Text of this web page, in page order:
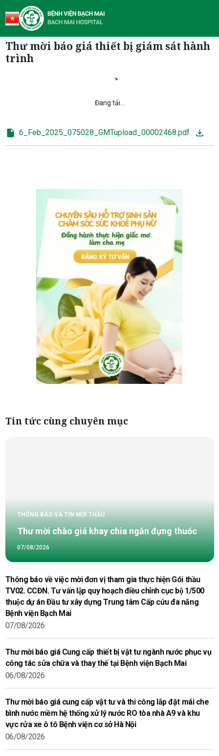
Thư mời báo giá thiết bị giám sát hành
trình
Đang tải...
Loading PDF…
6_Feb_2025_075028_GMTupload_00002468.pdf
Tin tức cùng chuyên mục
THÔNG BÁO VÀ TIN MỜI THẦU
Thư mời chào giá khay chia ngăn đựng thuốc
07/08/2026
Thông báo về việc mời đơn vị tham gia thực hiện Gói thầu
TV02. CCĐN. Tư vấn lập quy hoạch điều chỉnh cục bộ 1/500
thuộc dự án Đầu tư xây dựng Trung tâm Cấp cứu đa năng
Bệnh viện Bạch Mai
07/08/2026
Thư mời báo giá Cung cấp thiết bị vật tư ngành nước phục vụ
công tác sửa chữa và thay thế tại Bệnh viện Bạch Mai
06/08/2026
Thư mời báo giá cung cấp vật tư và thi công lắp đặt mái che
bình nước mềm hệ thống xử lý nước RO tòa nhà A9 và khu
vực rửa xe ô tô Bệnh viện cơ sở Hà Nội
06/08/2026